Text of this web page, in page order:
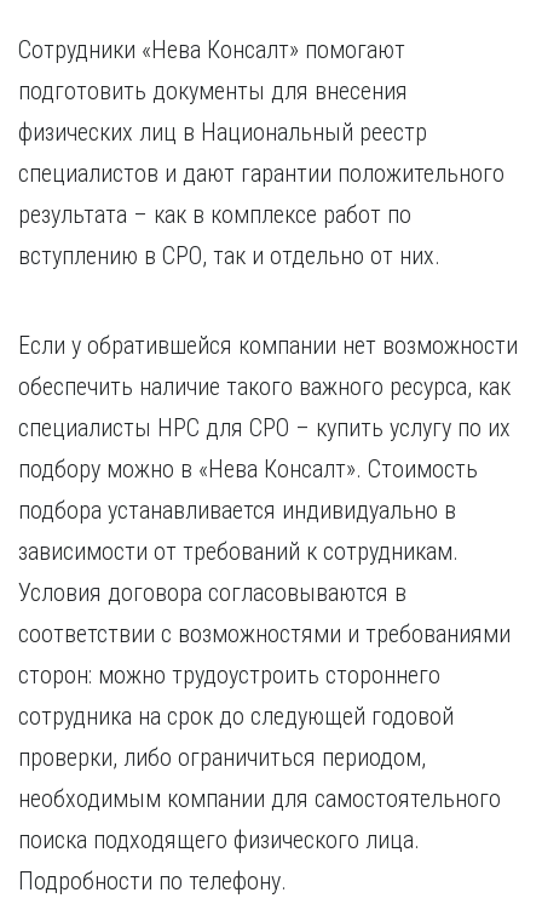
Сотрудники «Нева Консалт» помогают
подготовить документы для внесения
физических лиц в Национальный реестр
специалистов и дают гарантии положительного
результата – как в комплексе работ по
вступлению в СРО, так и отдельно от них.
Если у обратившейся компании нет возможности
обеспечить наличие такого важного ресурса, как
специалисты НРС для СРО – купить услугу по их
подбору можно в «Нева Консалт». Стоимость
подбора устанавливается индивидуально в
зависимости от требований к сотрудникам.
Условия договора согласовываются в
соответствии с возможностями и требованиями
сторон: можно трудоустроить стороннего
сотрудника на срок до следующей годовой
проверки, либо ограничиться периодом,
необходимым компании для самостоятельного
поиска подходящего физического лица.
Подробности по телефону.